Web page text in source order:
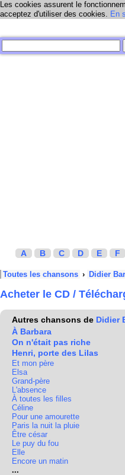
Les cookies assurent le
acceptez d'utiliser des cookies. En
A B C D E F
Toutes les chansons › Didier
Acheter le CD /
Autres chansons de Didier
À Barbara
On n'était pas riche
Henri, porte des Lilas
Et mon père
Elsa
Grand-père
L'absence
À toutes les filles
Céline
Pour une amourette
Paris la nuit la pluie
Être césar
Le puy du fou
Elle
Encore un matin
...